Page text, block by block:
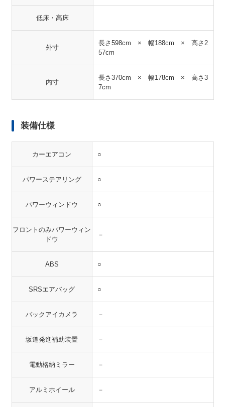
低床・高床
外寸
長さ598cm × 幅188cm × 高さ2
57cm
内寸
長さ370cm × 幅178cm × 高さ3
7cm
装備仕様
カーエアコン ○
パワーステアリング ○
パワーウィンドウ ○
フロントのみパワーウィン
ドウ
－
ABS ○
SRSエアバッグ ○
バックアイカメラ －
坂道発進補助装置 －
電動格納ミラー －
アルミホイール －